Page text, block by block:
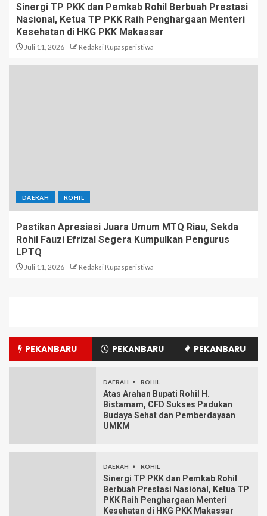
Sinergi TP PKK dan Pemkab Rohil Berbuah Prestasi
Nasional, Ketua TP PKK Raih Penghargaan Menteri
Kesehatan di HKG PKK Makassar
Juli 11, 2026 Redaksi Kupasperistiwa
DAERAH ROHIL
Pastikan Apresiasi Juara Umum MTQ Riau, Sekda
Rohil Fauzi Efrizal Segera Kumpulkan Pengurus
LPTQ
Juli 11, 2026 Redaksi Kupasperistiwa
PEKANBARU PEKANBARU PEKANBARU
DAERAH ROHIL
Atas Arahan Bupati Rohil H.
Bistamam, CFD Sukses Padukan
Budaya Sehat dan Pemberdayaan
UMKM
DAERAH ROHIL
Sinergi TP PKK dan Pemkab Rohil
Berbuah Prestasi Nasional, Ketua TP
PKK Raih Penghargaan Menteri
Kesehatan di HKG PKK Makassar